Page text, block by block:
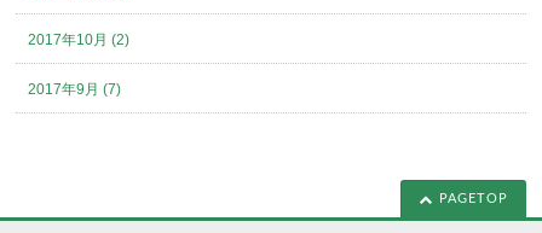
2017年10月 (2)
2017年9月 (7)
PAGETOP